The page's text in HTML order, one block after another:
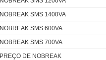
NOBREAK SMS 1400VA
NOBREAK SMS 600VA
NOBREAK SMS 700VA
PREÇO DE NOBREAK